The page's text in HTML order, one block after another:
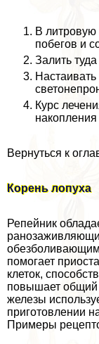
В литровую
побегов и
Залить
Курс
накопления
Вернуться к
Корень лопуха
Репейник
обезболивающим
помогает
клеток,
повышает общий
железы
приготовлении
Примеры